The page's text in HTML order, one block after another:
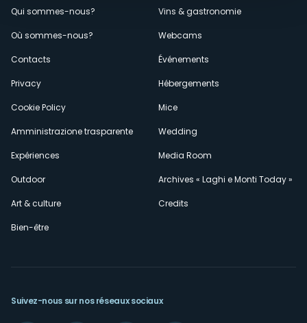
Menù
secondario
Qui sommes-nous?
Où sommes-nous?
Contacts
Privacy
Cookie Policy
Amministrazione trasparente
Expériences
Outdoor
Art & culture
Bien-être
Vins & gastronomie
Webcams
Événements
Hébergements
Mice
Wedding
Media Room
Archives « Laghi e Monti Today »
Credits
Suivez-nous sur nos réseaux sociaux